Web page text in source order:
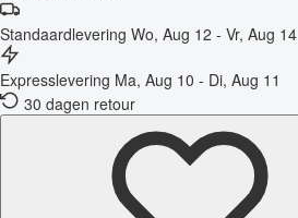
Standaardlevering Wo, Aug 12 - Vr, Aug 14
Expresslevering Ma, Aug 10 - Di, Aug 11
30 dagen retour